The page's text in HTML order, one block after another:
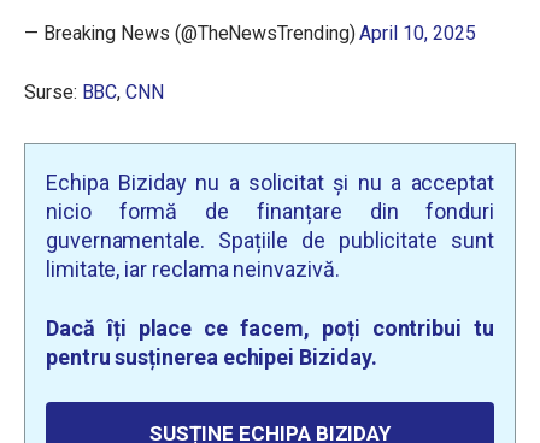
— Breaking News (@TheNewsTrending)April 10, 2025
Surse: BBC,CNN
Echipa Biziday nu a solicitat și nu a acceptat
nicio formă de finanțare din fonduri
guvernamentale. Spațiile de publicitate sunt
limitate, iar reclama neinvazivă.
Dacă îți place ce facem, poți contribui tu
pentru susținerea echipei Biziday.
SUSȚINE ECHIPA BIZIDAY